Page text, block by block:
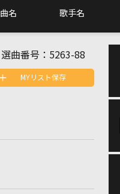
曲名 歌手名
選曲番号： 5263-88
MYリスト保存